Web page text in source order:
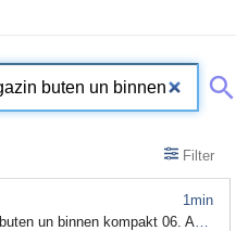
Filter
1min
buten un binnen kompakt 06. August 2026